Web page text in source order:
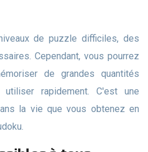
Cependant, vous pourrez
de grandes quantités
rapidement. C'est une
la vie que vous obtenez en